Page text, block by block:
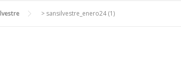
> sansilvestre_enero24 (1)